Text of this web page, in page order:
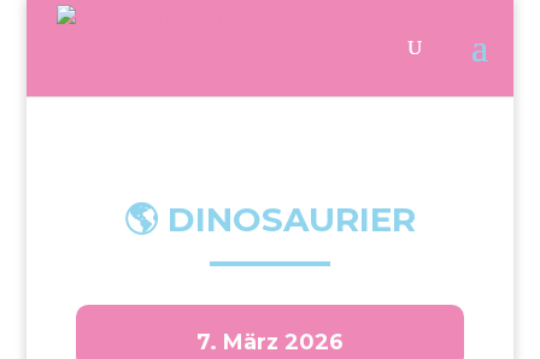
🌎 DINOSAURIER
7. März 2026